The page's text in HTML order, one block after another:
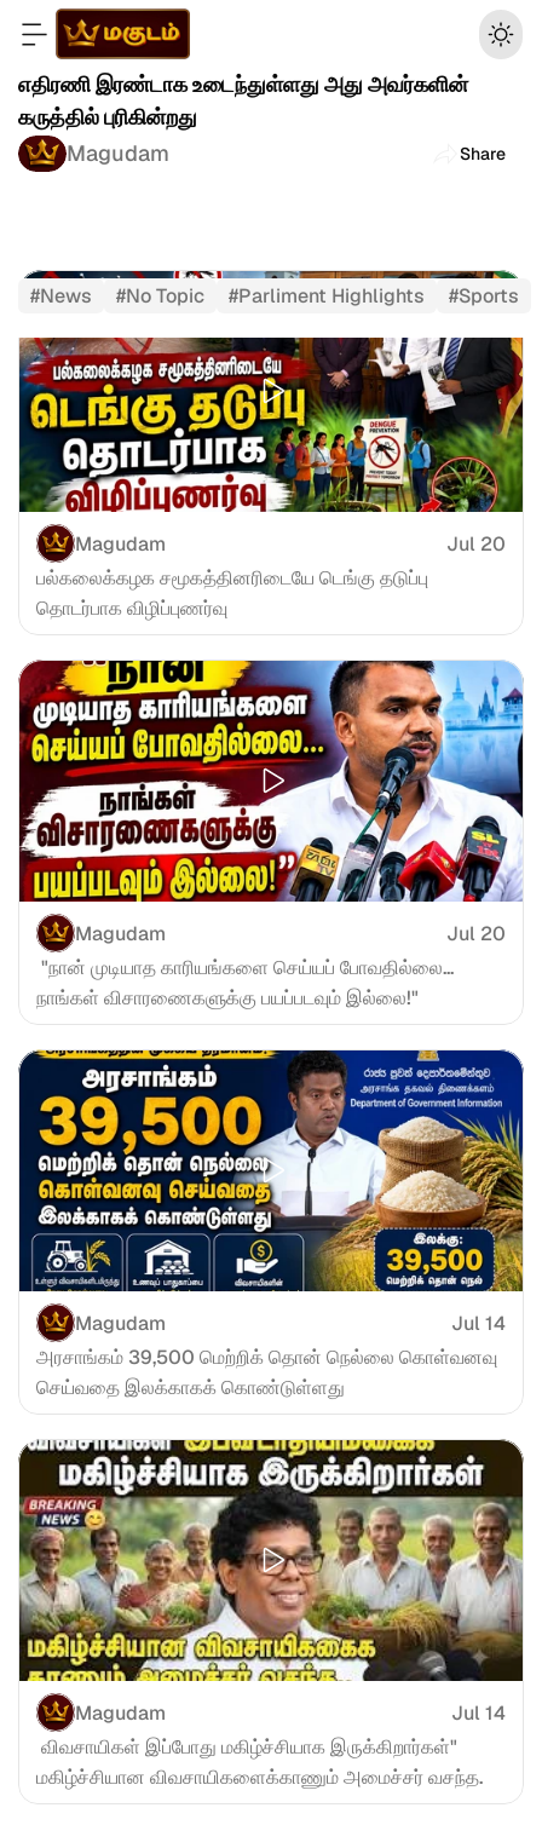
எதிரணி இரண்டாக உடைந்துள்ளது அது அவர்களின்
கருத்தில் புரிகின்றது
Magudam
Share
#News #No Topic #Parliment Highlights #Sports
Magudam
Jul 20
பல்கலைக்கழக சமூகத்தினரிடையே டெங்கு தடுப்பு
தொடர்பாக விழிப்புணர்வு
Magudam
Jul 20
நாங்கள் விசாரணைகளுக்கு பயப்படவும் இல்லை!"
Magudam
Jul 14
அரசாங்கம் 39,500 மெற்றிக் தொன் நெல்லை கொள்வனவு
செய்வதை இலக்காகக் கொண்டுள்ளது
Magudam
Jul 14
மகிழ்ச்சியான விவசாயிகளைக்காணும் அமைச்சர் வசந்த.